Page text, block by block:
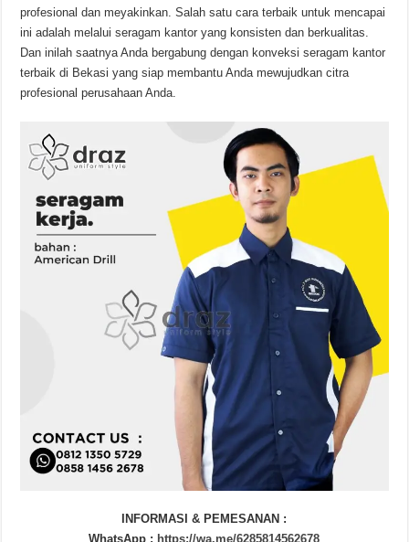
profesional dan meyakinkan. Salah satu cara terbaik untuk mencapai
ini adalah melalui seragam kantor yang konsisten dan berkualitas.
Dan inilah saatnya Anda bergabung dengan konveksi seragam kantor
terbaik di Bekasi yang siap membantu Anda mewujudkan citra
profesional perusahaan Anda.
INFORMASI & PEMESANAN :
WhatsApp : https://wa.me/6285814562678